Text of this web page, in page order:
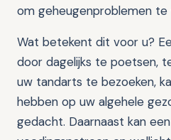
om geheugenproblemen te
Wat betekent dit voor u?
door dagelijks te poetsen,
uw tandarts te bezoeken,
hebben op uw algehele
gedacht. Daarnaast kan